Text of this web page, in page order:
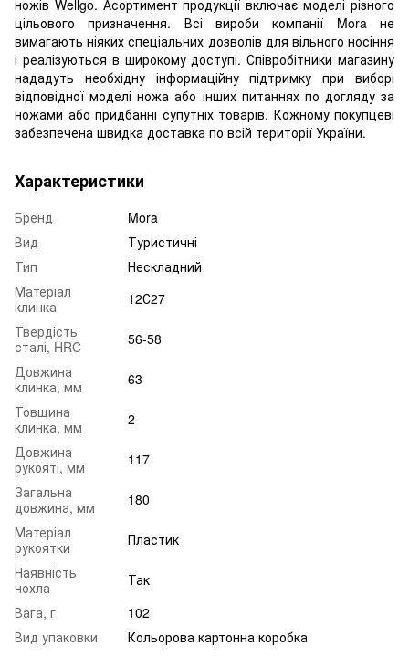
ножів Wellgo. Асортимент продукції включає моделі різного
цільового призначення. Всі вироби компанії Mora не
вимагають ніяких спеціальних дозволів для вільного носіння
і реалізуються в широкому доступі. Співробітники магазину
нададуть необхідну інформаційну підтримку при виборі
відповідної моделі ножа або інших питаннях по догляду за
ножами або придбанні супутніх товарів. Кожному покупцеві
забезпечена швидка доставка по всій території України.
Характеристики
Бренд
Mora
Вид
Туристичні
Тип
Нескладний
Матеріал
клинка
12С27
Твердість
сталі, HRC
56-58
Довжина
клинка, мм
63
Товщина
клинка, мм
2
Довжина
рукояті, мм
117
Загальна
довжина, мм
180
Матеріал
рукоятки
Пластик
Наявність
чохла
Так
Вага, г
102
Вид упаковки
Кольорова картонна коробка